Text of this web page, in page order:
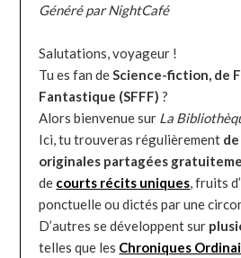
Généré par NightCafé
Salutations, voyageur !
Tu es fan de Science-fiction, de
Fantastique (SFFF) ?
Alors bienvenue sur La
Ici, tu trouveras régulièrement
originales partagées
de courts récits uniques , fruits
ponctuelle ou dictés par une
D’autres se développent sur
telles que les Chroniques